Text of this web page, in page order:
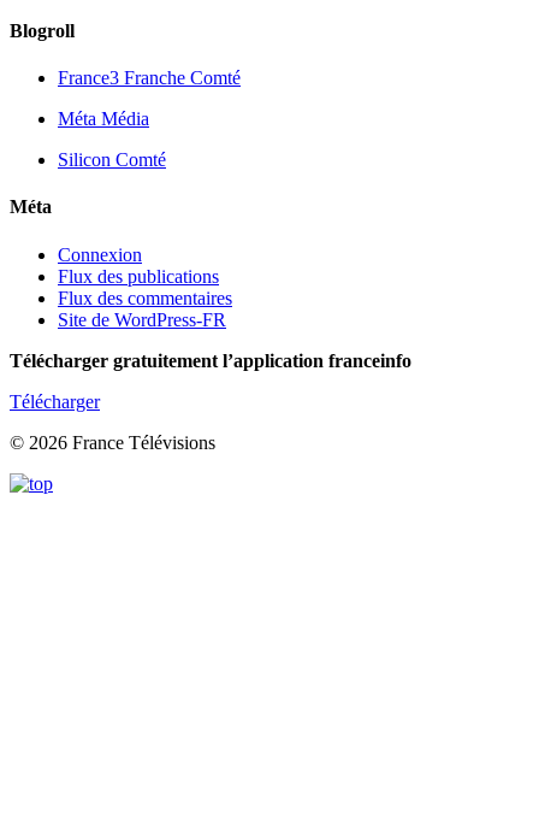
Blogroll
France3 Franche Comté
Méta Média
Silicon Comté
Méta
Connexion
Flux des publications
Flux des commentaires
Site de WordPress-FR
Télécharger gratuitement l’application franceinfo
Télécharger
© 2026 France Télévisions